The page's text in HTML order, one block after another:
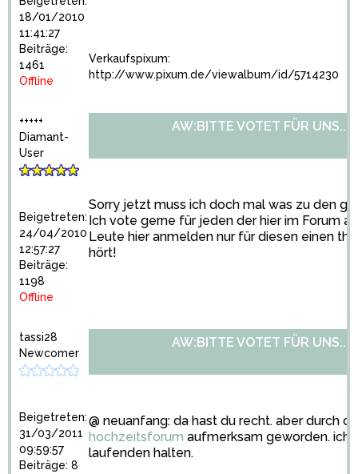
18/01/2010
11:41:27
Beiträge:
1461
Offline
Verkaufspixum:
http://www.pixum.de/viewalbum/id/5714230
+++++
Diamant-
User
Beigetreten:
24/04/2010
12:57:27
Beiträge:
1198
Offline
AW:BITTE VOTET FÜR
Sorry jetzt muss ich doch mal was zu den
Ich vote gerne für jeden der hier im Forum
Leute hier anmelden nur für diesen einen
hört!
tassi28
Newcomer
Beigetreten:
31/03/2011
09:59:57
Beiträge: 8
AW:BITTE VOTET FÜR
@ neuanfang: da hast du recht. aber durch
hochzeitsforum aufmerksam geworden.
laufenden halten.